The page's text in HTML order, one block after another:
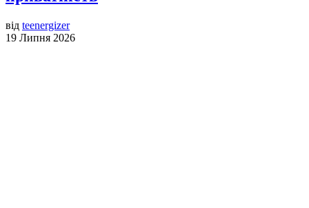
від teenergizer
19 Липня 2026